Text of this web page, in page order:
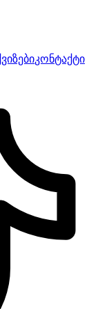
კონტაქტი